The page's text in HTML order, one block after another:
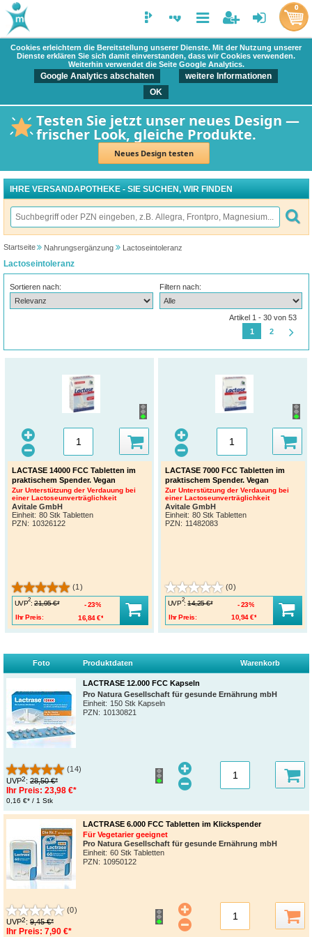
Cookies erleichtern die Bereitstellung unserer Dienste. Mit der Nutzung unserer
Dienste erklären Sie sich damit einverstanden, dass wir Cookies verwenden.
Weiterhin verwendet die Seite Google Analytics.
Google Analytics abschalten
weitere Informationen
OK
Testen Sie jetzt unser neues Design —
frischer Look, gleiche Produkte.
Neues Design testen
0
IHRE VERSANDAPOTHEKE - SIE SUCHEN, WIR FINDEN
Startseite Nahrungsergänzung Lactoseintoleranz
Lactoseintoleranz
Sortieren nach: Filtern nach:
Artikel 1 - 30 von 53
1
2
LACTASE 14000 FCC Tabletten im
praktischem Spender. Vegan
Zur Unterstützung der Verdauung bei
einer Lactoseunverträglichkeit
Avitale GmbH
Einheit: 80 Stk Tabletten
PZN : 10326122
(1)
UVP
2
: 21,95 €*
Ihr Preis:
16,84 €*
23%
LACTASE 7000 FCC Tabletten im
praktischem Spender. Vegan
Zur Unterstützung der Verdauung bei
einer Lactoseunverträglichkeit
Avitale GmbH
Einheit: 80 Stk Tabletten
PZN : 11482083
(0)
UVP
2
: 14,25 €*
Ihr Preis:
10,94 €*
23%
Foto Produktdaten Warenkorb
LACTRASE 12.000 FCC Kapseln
Pro Natura Gesellschaft für gesunde Ernährung mbH
Einheit: 150 Stk Kapseln
PZN: 10130821
(14)
UVP2: 28,50 €*
Ihr Preis: 23,98 €*
0,16 €* / 1 Stk
LACTRASE 6.000 FCC Tabletten im Klickspender
Für Vegetarier geeignet
Pro Natura Gesellschaft für gesunde Ernährung mbH
Einheit: 60 Stk Tabletten
PZN: 10950122
(0)
UVP2: 9,45 €*
Ihr Preis: 7,90 €*